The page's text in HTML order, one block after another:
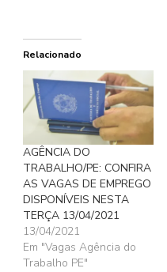
Relacionado
AGÊNCIA DO
TRABALHO/PE: CONFIRA
AS VAGAS DE EMPREGO
DISPONÍVEIS NESTA
TERÇA 13/04/2021
13/04/2021
Em "Vagas Agência do
Trabalho PE"